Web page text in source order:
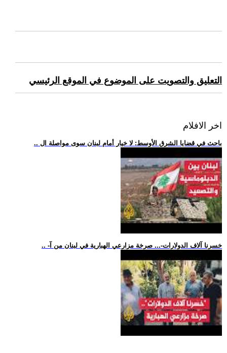
التعليق والتصويت على الموضوع في الموقع الرئيسي
اخر الافلام
.. باحث في قضايا الشرق الأوسط: لا خيار أمام لبنان سوى مواصلة ال
.. -خسرنا آلاف الدولارات-... صرخة مزارعي الهبارية في لبنان من آ